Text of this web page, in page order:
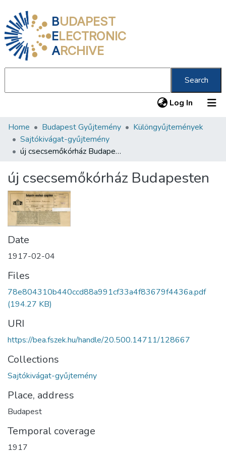
BUDAPEST
ELECTRONIC
ARCHIVE
Search
Log In (current)
Communities & Collections
All of DSpace
About us
Home Budapest Gyűjtemény
Különgyűjtemények
Sajtókivágat-gyűjtemény
új csecsemőkórház Budapesten
új csecsemőkórház Budapesten
Date
1917-02-04
Files
78e804310b440ccd88a991cf33a4f83679f4436a.pdf
(194.27 KB)
URI
https://bea.fszek.hu/handle/20.500.14711/128667
Collections
Sajtókivágat-gyűjtemény
Place, address
Budapest
Temporal coverage
1917